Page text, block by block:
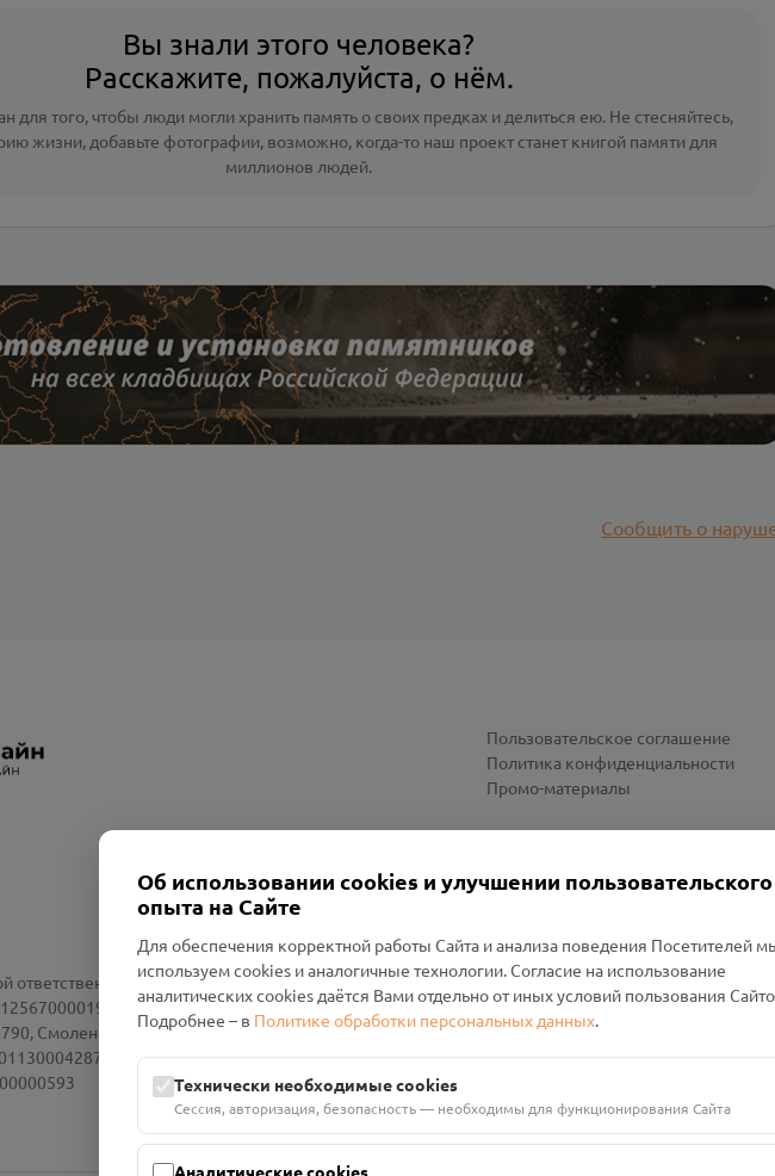
Вы знали этого человека?
Расскажите, пожалуйста, о нём.
для того, чтобы люди могли хранить память о своих предках и делиться ею. Не стесняйтесь,
жизни, добавьте фотографии, возможно, когда-то наш проект станет книгой памяти для
миллионов людей.
Сообщить о
Пользовательское соглашение
Политика конфиденциальности
Промо-материалы
ответственностью «Смоленский Проект Помним»
Смоленская область, р-н Руднянский, г. Рудня, улица Западная, д. 26А, пом. 18
в АО "АЛЬФА-БАНК"
Об использовании cookies и улучшении пользовательского
опыта на Сайте
Для обеспечения корректной работы Сайта и анализа поведения Посетителей
используем cookies и аналогичные технологии. Согласие на использование
аналитических cookies даётся Вами отдельно от иных условий пользования
Подробнее – в Политике обработки персональных данных.
Технически необходимые cookies
Сессия, авторизация, безопасность — необходимы для функционирования Сайта
Аналитические cookies